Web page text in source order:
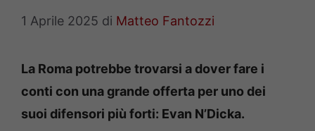
1 Aprile 2025 di Matteo Fantozzi
La Roma potrebbe trovarsi a dover fare i
conti con una grande offerta per uno dei
suoi difensori più forti: Evan N’Dicka.